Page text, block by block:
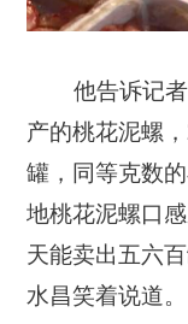
他告诉记
产的桃花泥螺
罐，同等克数
地桃花泥螺口
天能卖出五六
水昌笑着说道。